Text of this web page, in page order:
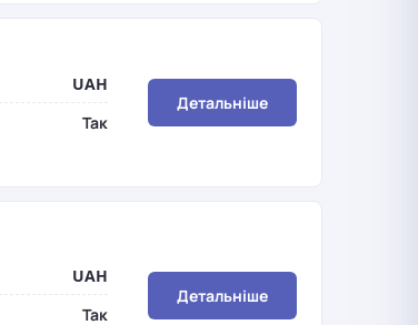
UAH
Так
Детальніше
UAH
Так
Детальніше